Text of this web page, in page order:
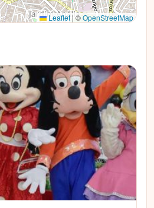
Leaflet| ©OpenStreetMap